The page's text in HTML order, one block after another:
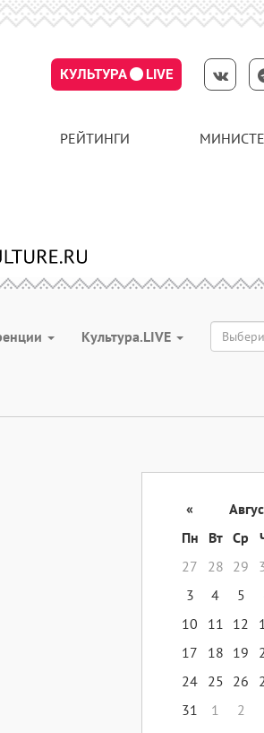
КУЛЬТУРА LIVE
РЕЙТИНГИ
Культура.LIVE
«
Пн
Вт Ср
27
28 29
3
4 5
10
11 12
17
18 19
24 25 26
31
1 2